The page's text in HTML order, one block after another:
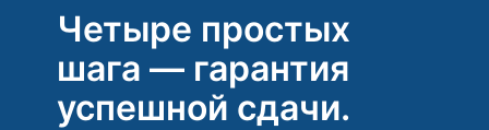
Четыре простых
шага — гарантия
успешной сдачи.